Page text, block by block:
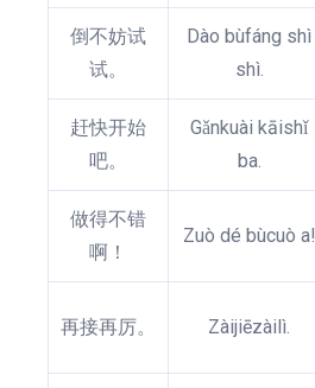
倒不妨试
试。
Dào bùfáng shì
shì.
赶快开始
吧。
Gǎnkuài kāishǐ
ba.
做得不错
啊！
Zuò dé bùcuò a!
再接再厉。 Zàijiēzàilì.